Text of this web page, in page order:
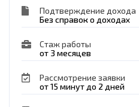
Подтверждение дохода
Без справок о доходах
Стаж работы
от 3 месяцев
Рассмотрение заявки
от 15 минут до 2 дней